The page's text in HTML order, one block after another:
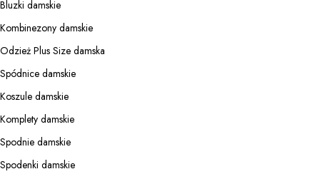
Bluzki damskie
Kombinezony damskie
Odzież Plus Size damska
Spódnice damskie
Koszule damskie
Komplety damskie
Spodnie damskie
Spodenki damskie